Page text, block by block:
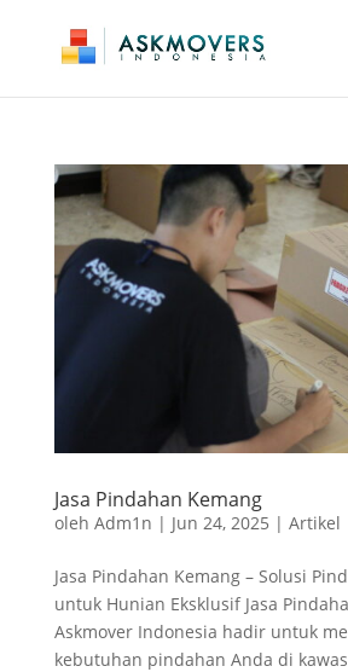
Jasa Pindahan Kemang
oleh Adm1n | Jun 24, 2025 | Artikel
Jasa Pindahan Kemang – Solusi
untuk Hunian Eksklusif Jasa
Askmover Indonesia hadir untuk
kebutuhan pindahan Anda di